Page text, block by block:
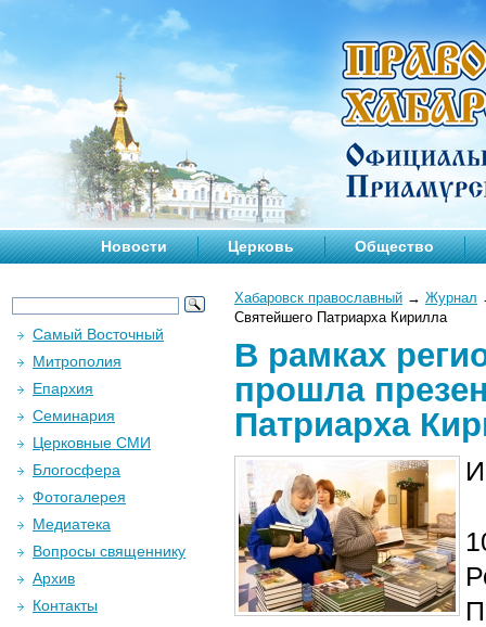
Новости Церковь Общество
Хабаровск православный → Журнал
Святейшего Патриарха Кирилла
В рамках
прошла
Патриарха
Самый Восточный
Митрополия
Епархия
Семинария
Церковные СМИ
Блогосфера
Фотогалерея
Медиатека
Вопросы священнику
Архив
Контакты